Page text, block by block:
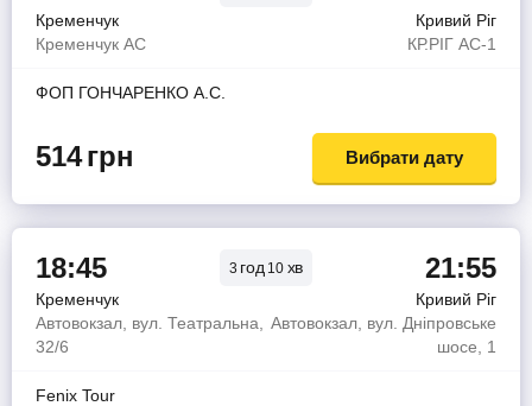
Кременчук
Кривий Ріг
Кременчук АС
КР.РIГ АС-1
ФОП ГОНЧАРЕНКО А.С.
514грн Вибрати дату
18:45 3 год10 хв 21:55
Кременчук
Кривий Ріг
Автовокзал, вул. Театральна,
32/6
Автовокзал, вул. Дніпровське
шосе, 1
Fenix Tour